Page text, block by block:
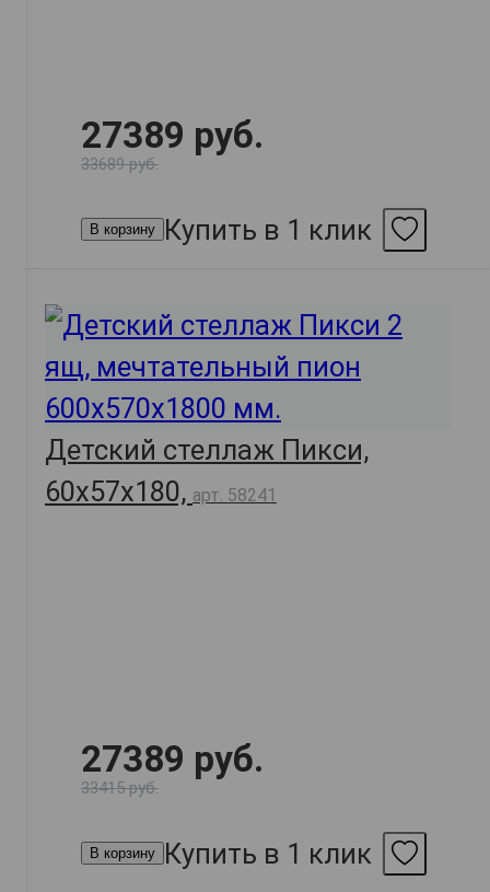
27389 руб.
33689 руб.
В корзину Купить в 1 клик
Детский стеллаж Пикси,
60х57х180, арт. 58241
27389 руб.
33415 руб.
В корзину Купить в 1 клик